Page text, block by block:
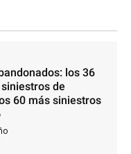
los 36
de
60 más siniestros